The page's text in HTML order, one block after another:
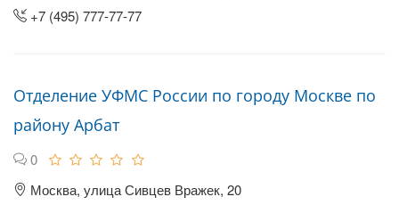
+7 (495) 777-77-77
Отделение УФМС России по городу Москве по
району Арбат
0
Москва, улица Сивцев Вражек, 20